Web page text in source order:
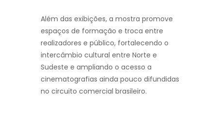
Além das exibições, a mostra promove
espaços de formação e troca entre
realizadores e público, fortalecendo o
intercâmbio cultural entre Norte e
Sudeste e ampliando o acesso a
cinematografias ainda pouco difundidas
no circuito comercial brasileiro.